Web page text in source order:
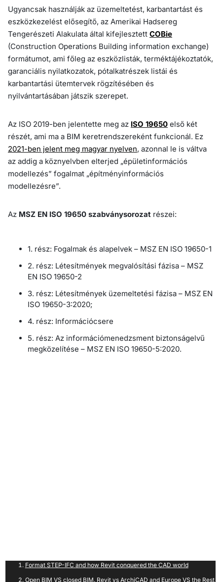
Ugyancsak használják az üzemeltetést, karbantartást és
eszközkezelést elősegítő, az Amerikai Hadsereg
Tengerészeti Alakulata által kifejlesztett COBie
(Construction Operations Building information exchange)
formátumot, ami főleg az eszközlisták, terméktájékoztatók,
garanciális nyilatkozatok, pótalkatrészek listái és
karbantartási ütemtervek rögzítésében és
nyilvántartásában játszik szerepet.
Az ISO 2019-ben jelentette meg az ISO 19650 első két
részét, ami ma a BIM keretrendszereként funkcionál. Ez
2021-ben jelent meg magyar nyelven, azonnal le is váltva
az addig a köznyelvben elterjed „épületinformációs
modellezés” fogalmat „építményinformációs
modellezésre”.
Az MSZ EN ISO 19650 szabványsorozat részei:
1. rész: Fogalmak és alapelvek – MSZ EN ISO 19650-1
2. rész: Létesítmények megvalósítási fázisa – MSZ
EN ISO 19650-2
3. rész: Létesítmények üzemeltetési fázisa – MSZ EN
ISO 19650-3:2020;
4. rész: Információcsere
5. rész: Az információmenedzsment biztonságelvű
megközelítése – MSZ EN ISO 19650-5:2020.
Format STEP-IFC and how Revit conquered the CAD world
Open BIM VS closed BIM. Revit vs ArchiCAD and Europe VS the Rest